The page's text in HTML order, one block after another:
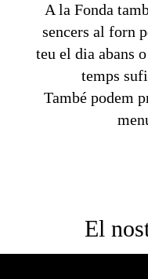
A la Fonda
sencers al forn
teu el dia abans
temps
També podem
El